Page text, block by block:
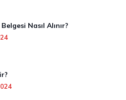
Nasıl Alınır?